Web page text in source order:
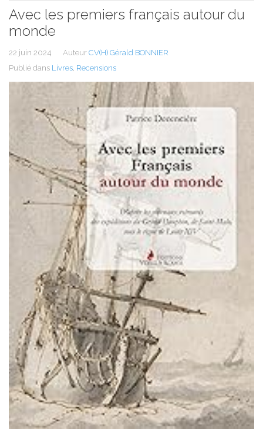
Avec les premiers français autour du
monde
22 juin 2024 Auteur CV(H) Gérald BONNIER
Publié dans Livres Recensions